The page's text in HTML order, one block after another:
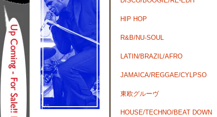
HIP HOP
R&B/NU-SOUL
LATIN/BRAZIL/AFRO
JAMAICA/REGGAE/CYLPSO
東欧グルーヴ
HOUSE/TECHNO/BEAT DOWN